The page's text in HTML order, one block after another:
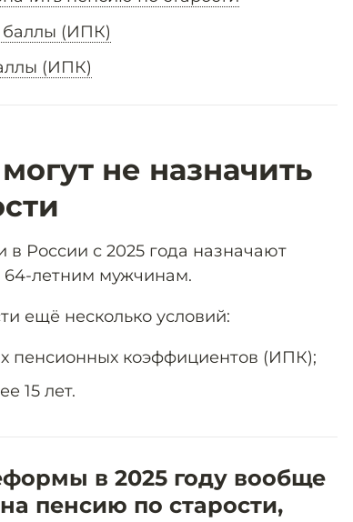
баллы (ИПК)
(ИПК)
не назначить
России с 2025 года назначают
64-летним мужчинам.
ещё несколько условий:
пенсионных коэффициентов (ИПК);
15 лет.
в 2025 году вообще
пенсию по старости,